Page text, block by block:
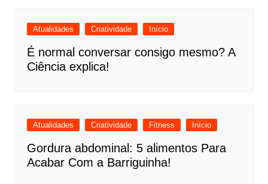
Atualidades Criatividade Início
É normal conversar consigo mesmo? A
Ciência explica!
Atualidades Criatividade Fitness Início
Gordura abdominal: 5 alimentos Para
Acabar Com a Barriguinha!